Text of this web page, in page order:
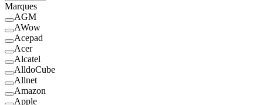
Marques
AGM
AWow
Acepad
Acer
Alcatel
AlldoCube
Allnet
Amazon
Apple